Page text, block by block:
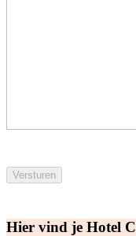
Hier vind je Hotel